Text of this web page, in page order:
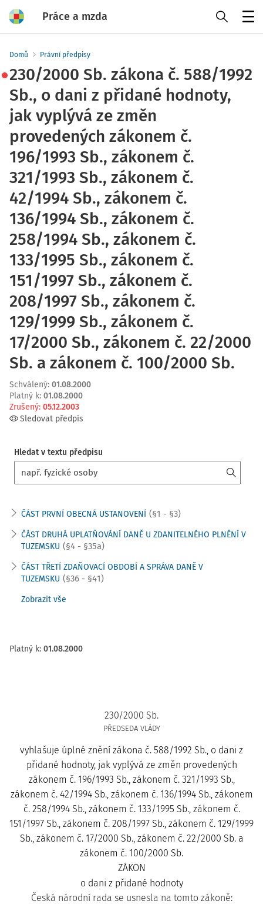
Práce a mzda
Domů Právní předpisy
230/2000 Sb. zákona č. 588/1992
Sb., o dani z přidané hodnoty,
jak vyplývá ze změn
provedených zákonem č.
196/1993 Sb., zákonem č.
321/1993 Sb., zákonem č.
42/1994 Sb., zákonem č.
136/1994 Sb., zákonem č.
258/1994 Sb., zákonem č.
133/1995 Sb., zákonem č.
151/1997 Sb., zákonem č.
208/1997 Sb., zákonem č.
129/1999 Sb., zákonem č.
17/2000 Sb., zákonem č. 22/2000
Sb. a zákonem č. 100/2000 Sb.
Schválený: 01.08.2000
Platný k: 01.08.2000
Zrušený: 05.12.2003
Sledovat předpis
Hledat v textu předpisu
ČÁST PRVNÍ OBECNÁ USTANOVENÍ (§1 - §3)
ČÁST DRUHÁ UPLATŇOVÁNÍ DANĚ U ZDANITELNÉHO PLNĚNÍ V
TUZEMSKU (§4 - §35a)
ČÁST TŘETÍ ZDAŇOVACÍ OBDOBÍ A SPRÁVA DANĚ V
TUZEMSKU (§36 - §41)
Zobrazit vše
Platný k: 01.08.2000
230/2000 Sb.
PŘEDSEDA VLÁDY
vyhlašuje úplné znění zákona č. 588/1992 Sb., o dani z
přidané hodnoty, jak vyplývá ze změn provedených
zákonem č. 196/1993 Sb., zákonem č. 321/1993 Sb.,
zákonem č. 42/1994 Sb., zákonem č. 136/1994 Sb., zákonem
č. 258/1994 Sb., zákonem č. 133/1995 Sb., zákonem č.
151/1997 Sb., zákonem č. 208/1997 Sb., zákonem č. 129/1999
Sb., zákonem č. 17/2000 Sb., zákonem č. 22/2000 Sb. a
zákonem č. 100/2000 Sb.
ZÁKON
o dani z přidané hodnoty
Česká národní rada se usnesla na tomto zákoně: